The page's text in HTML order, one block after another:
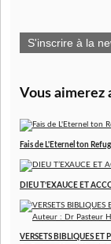
S'inscrire à la
Vous aimerez
Fais de L'Eternel ton
DIEU T’EXAUCE ET
VERSETS BIBLIQUES ET